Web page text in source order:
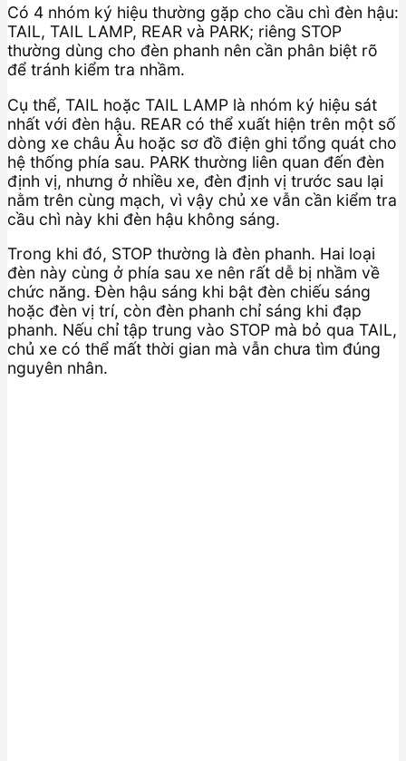
Có 4 nhóm ký hiệu thường gặp cho cầu chì đèn hậu:
TAIL, TAIL LAMP, REAR và PARK; riêng STOP
thường dùng cho đèn phanh nên cần phân biệt rõ
để tránh kiểm tra nhầm.
Cụ thể, TAIL hoặc TAIL LAMP là nhóm ký hiệu sát
nhất với đèn hậu. REAR có thể xuất hiện trên một số
dòng xe châu Âu hoặc sơ đồ điện ghi tổng quát cho
hệ thống phía sau. PARK thường liên quan đến đèn
định vị, nhưng ở nhiều xe, đèn định vị trước sau lại
nằm trên cùng mạch, vì vậy chủ xe vẫn cần kiểm tra
cầu chì này khi đèn hậu không sáng.
Trong khi đó, STOP thường là đèn phanh. Hai loại
đèn này cùng ở phía sau xe nên rất dễ bị nhầm về
chức năng. Đèn hậu sáng khi bật đèn chiếu sáng
hoặc đèn vị trí, còn đèn phanh chỉ sáng khi đạp
phanh. Nếu chỉ tập trung vào STOP mà bỏ qua TAIL,
chủ xe có thể mất thời gian mà vẫn chưa tìm đúng
nguyên nhân.